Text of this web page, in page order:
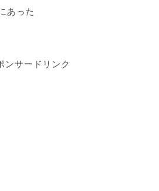
あった
ンサードリンク